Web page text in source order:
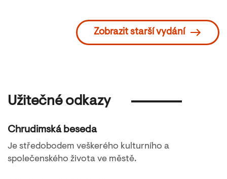
Zobrazit starší vydání
Užitečné odkazy
Chrudimská beseda
Je středobodem veškerého kulturního a
společenského života ve městě.